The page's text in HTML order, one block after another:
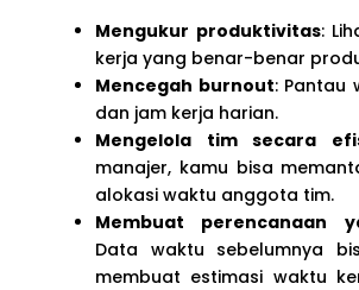
Mengukur produktivitas:
kerja yang benar-benar
Mencegah burnout: Pantau
dan jam kerja harian.
Mengelola tim secara
manajer, kamu bisa
alokasi waktu anggota tim.
Membuat perencanaan
Data waktu sebelumnya
membuat estimasi waktu